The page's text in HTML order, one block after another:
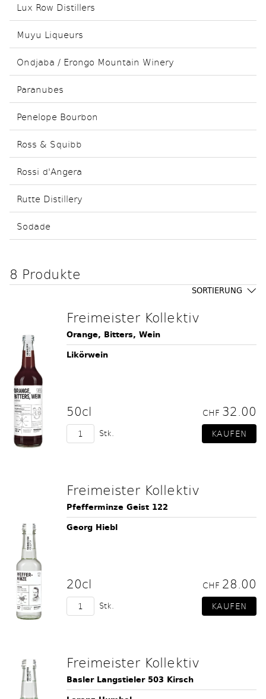
Lux Row Distillers
Muyu Liqueurs
Ondjaba / Erongo Mountain Winery
Paranubes
Penelope Bourbon
Ross & Squibb
Rossi d'Angera
Rutte Distillery
Sodade
8 Produkte
SORTIERUNG
Freimeister Kollektiv
Orange, Bitters, Wein
Likörwein
50cl CHF 32.00
Stk.
Freimeister Kollektiv
Pfefferminze Geist 122
Georg Hiebl
20cl CHF 28.00
Stk.
Freimeister Kollektiv
Basler Langstieler 503 Kirsch